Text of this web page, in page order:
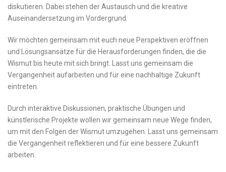
diskutieren. Dabei stehen der⁤ Austausch und die kreative
Auseinandersetzung im Vordergrund.
Wir möchten gemeinsam mit euch neue Perspektiven eröffnen
und Lösungsansätze für die Herausforderungen finden, die die
Wismut bis heute mit sich bringt. Lasst uns gemeinsam die
Vergangenheit⁣ aufarbeiten und für eine nachhaltige Zukunft
eintreten.
Durch interaktive Diskussionen, praktische Übungen und
künstlerische Projekte wollen wir gemeinsam neue ‌Wege ⁤finden,
um mit den Folgen der Wismut umzugehen. Lasst uns gemeinsam
⁢die Vergangenheit reflektieren und für eine‍ bessere Zukunft‌
arbeiten.